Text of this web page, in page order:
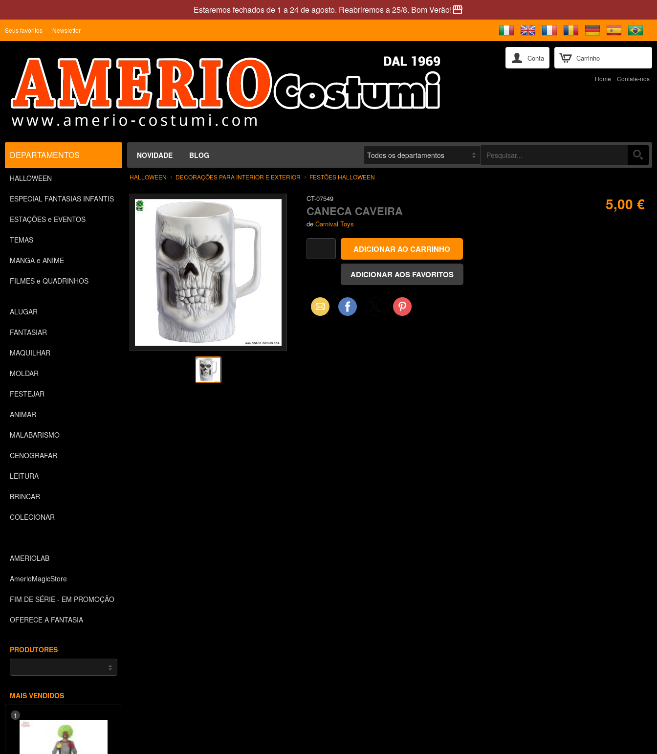
Estaremos fechados de 1 a 24 de agosto. Reabriremos a 25/8. Bom Verão!storefront
Carrinho
Seus favoritos Newsletter
Conta
Home Contate-nos
NOVIDADE BLOG
DEPARTAMENTOS
HALLOWEEN
ESPECIAL FANTASIAS INFANTIS
ESTAÇÕES e EVENTOS
TEMAS
MANGA e ANIME
FILMES e QUADRINHOS
ALUGAR
FANTASIAR
MAQUILHAR
MOLDAR
FESTEJAR
ANIMAR
MALABARISMO
CENOGRAFAR
LEITURA
BRINCAR
COLECIONAR
AMERIOLAB
AmerioMagicStore
FIM DE SÉRIE - EM PROMOÇÃO
OFERECE A FANTASIA
PRODUTORES
MAIS VENDIDOS
1
HALLOWEEN DECORAÇÕES PARA INTERIOR E EXTERIOR FESTÕES HALLOWEEN
CT-07549
CANECA CAVEIRA
de Carnival Toys
5,00 €
Email Facebook Pinterest